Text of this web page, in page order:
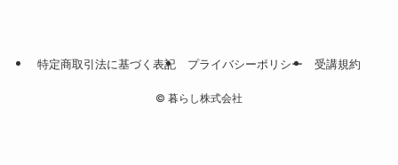
特定商取引法に基づく表記 プライバシーポリシー 受講規約
© 暮らし株式会社